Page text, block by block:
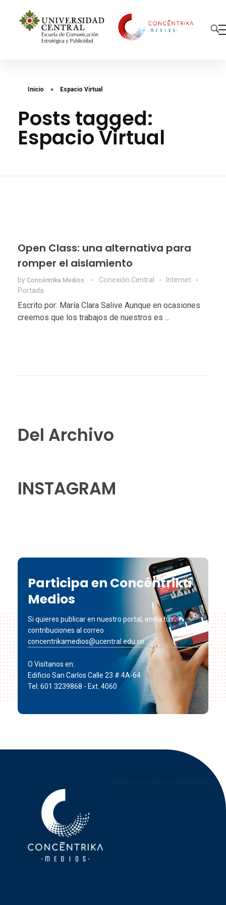
Inicio » Espacio Virtual
Posts tagged:
Espacio Virtual
Open Class: una alternativa para
romper el aislamiento
by Concéntrika Medios Conexión Central
Internet
Portada
Escrito por: María Clara Salive Aunque en ocasiones
creemos que los trabajos de nuestros es ...
Del Archivo
INSTAGRAM
Participa en Concéntrika
Medios
Si quieres publicar en nuestro portal, envía tus
contribuciones al correo
concentrikamedios@ucentral.edu.co
O Visítanos en:
Edificio San Carlos Calle 23 # 4A-64
Tel: 601 3239868 - Ext. 4060